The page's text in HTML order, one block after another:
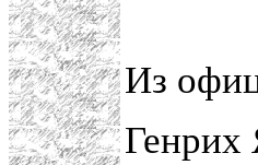
Из
Генрих